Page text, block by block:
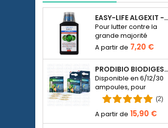
EASY-LIFE ALGEXIT - ANTI-ALGUES POUR AQUARIUM
Pour lutter contre la
grande majorité
d’espèces d’algues
dans l’aquarium d’eau
douce.
7,20 €
PRODIBIO BIODIGEST - 6/12/30 AMPOULES
Disponible en 6/12/30
ampoules, pour
ensemencer en
bactériens un
aquarium d’eau de
mer ou d’eau douce.
(2)
15,90 €